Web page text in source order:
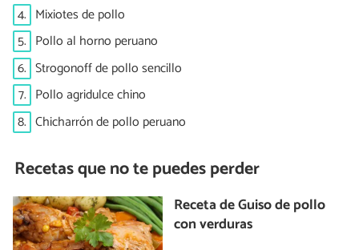
4. Mixiotes de pollo
5. Pollo al horno peruano
6. Strogonoff de pollo sencillo
7. Pollo agridulce chino
8. Chicharrón de pollo peruano
Recetas que no te puedes perder
Receta de Guiso de pollo
con verduras